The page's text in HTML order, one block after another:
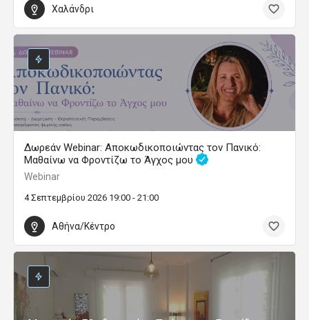
Χαλάνδρι
Δωρεάν Webinar: Αποκωδικοποιώντας τον Πανικό:
Μαθαίνω να Φροντίζω το Άγχος μου
Webinar
4 Σεπτεμβρίου 2026 19:00 - 21:00
Αθήνα/Κέντρο